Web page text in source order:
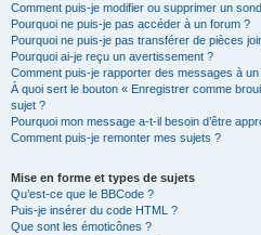
Comment puis-je modifier ou supprimer un
Pourquoi ne puis-je pas accéder à un forum ?
Pourquoi ne puis-je pas transférer de pièces
Pourquoi ai-je reçu un avertissement ?
Comment puis-je rapporter des messages à
À quoi sert le bouton « Enregistrer comme
sujet ?
Pourquoi mon message a-t-il besoin d’être
Comment puis-je remonter mes sujets ?
Mise en forme et types de sujets
Qu’est-ce que le BBCode ?
Puis-je insérer du code HTML ?
Que sont les émoticônes ?